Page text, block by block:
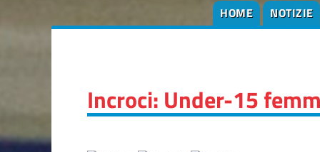
HOME NOTIZIE
Incroci: Under-15